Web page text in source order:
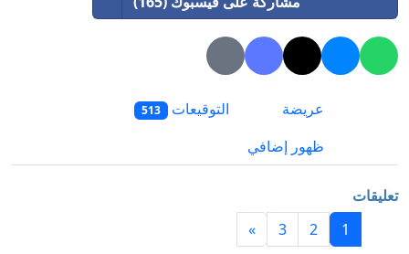
عريضة التوقيعات 513
ظهور إضافي
تعليقات
1
2
3
»